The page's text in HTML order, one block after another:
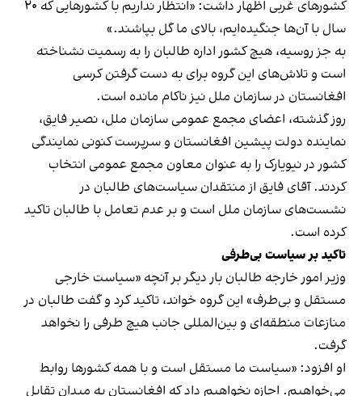
کشورهای غربی اظهار داشت: «انتظار نداریم با کشورهایی که ۲۰
سال با آن‌ها جنگیده‌ایم، بالای ما گل بپاشند.»
به جز روسیه، هیچ کشور اداره طالبان را به رسمیت نشناخته‌
است و تلاش‌های این گروه برای به دست گرفتن کرسی
افغانستان در سازمان ملل نیز ناکام مانده است.
روز گذشته، اعضای مجمع عمومی سازمان ملل، نصیر فایق،
نماینده دولت پیشین افغانستان و سرپرست کنونی نمایندگی
کشور در نیویارک را به عنوان معاون مجمع عمومی انتخاب
کردند. آقای فایق از منتقدان سیاست‌های طالبان در
نشست‌های سازمان ملل است و بر عدم تعامل با طالبان تاکید
کرده است.
تاکید بر سیاست بی‌طرفی
وزیر امور خارجه طالبان بار دیگر بر آنچه «سیاست خارجی
مستقل و بی‌طرف» این گروه خواند، تاکید کرد و گفت طالبان در
منازعات منطقه‌ای و بین‌المللی جانب هیچ طرفی را نخواهد
گرفت.
او افزود: «سیاست ما مستقل است و با همه کشورها روابط
می‌خواهیم. اجازه نخواهیم داد که افغانستان به میدان تقابل